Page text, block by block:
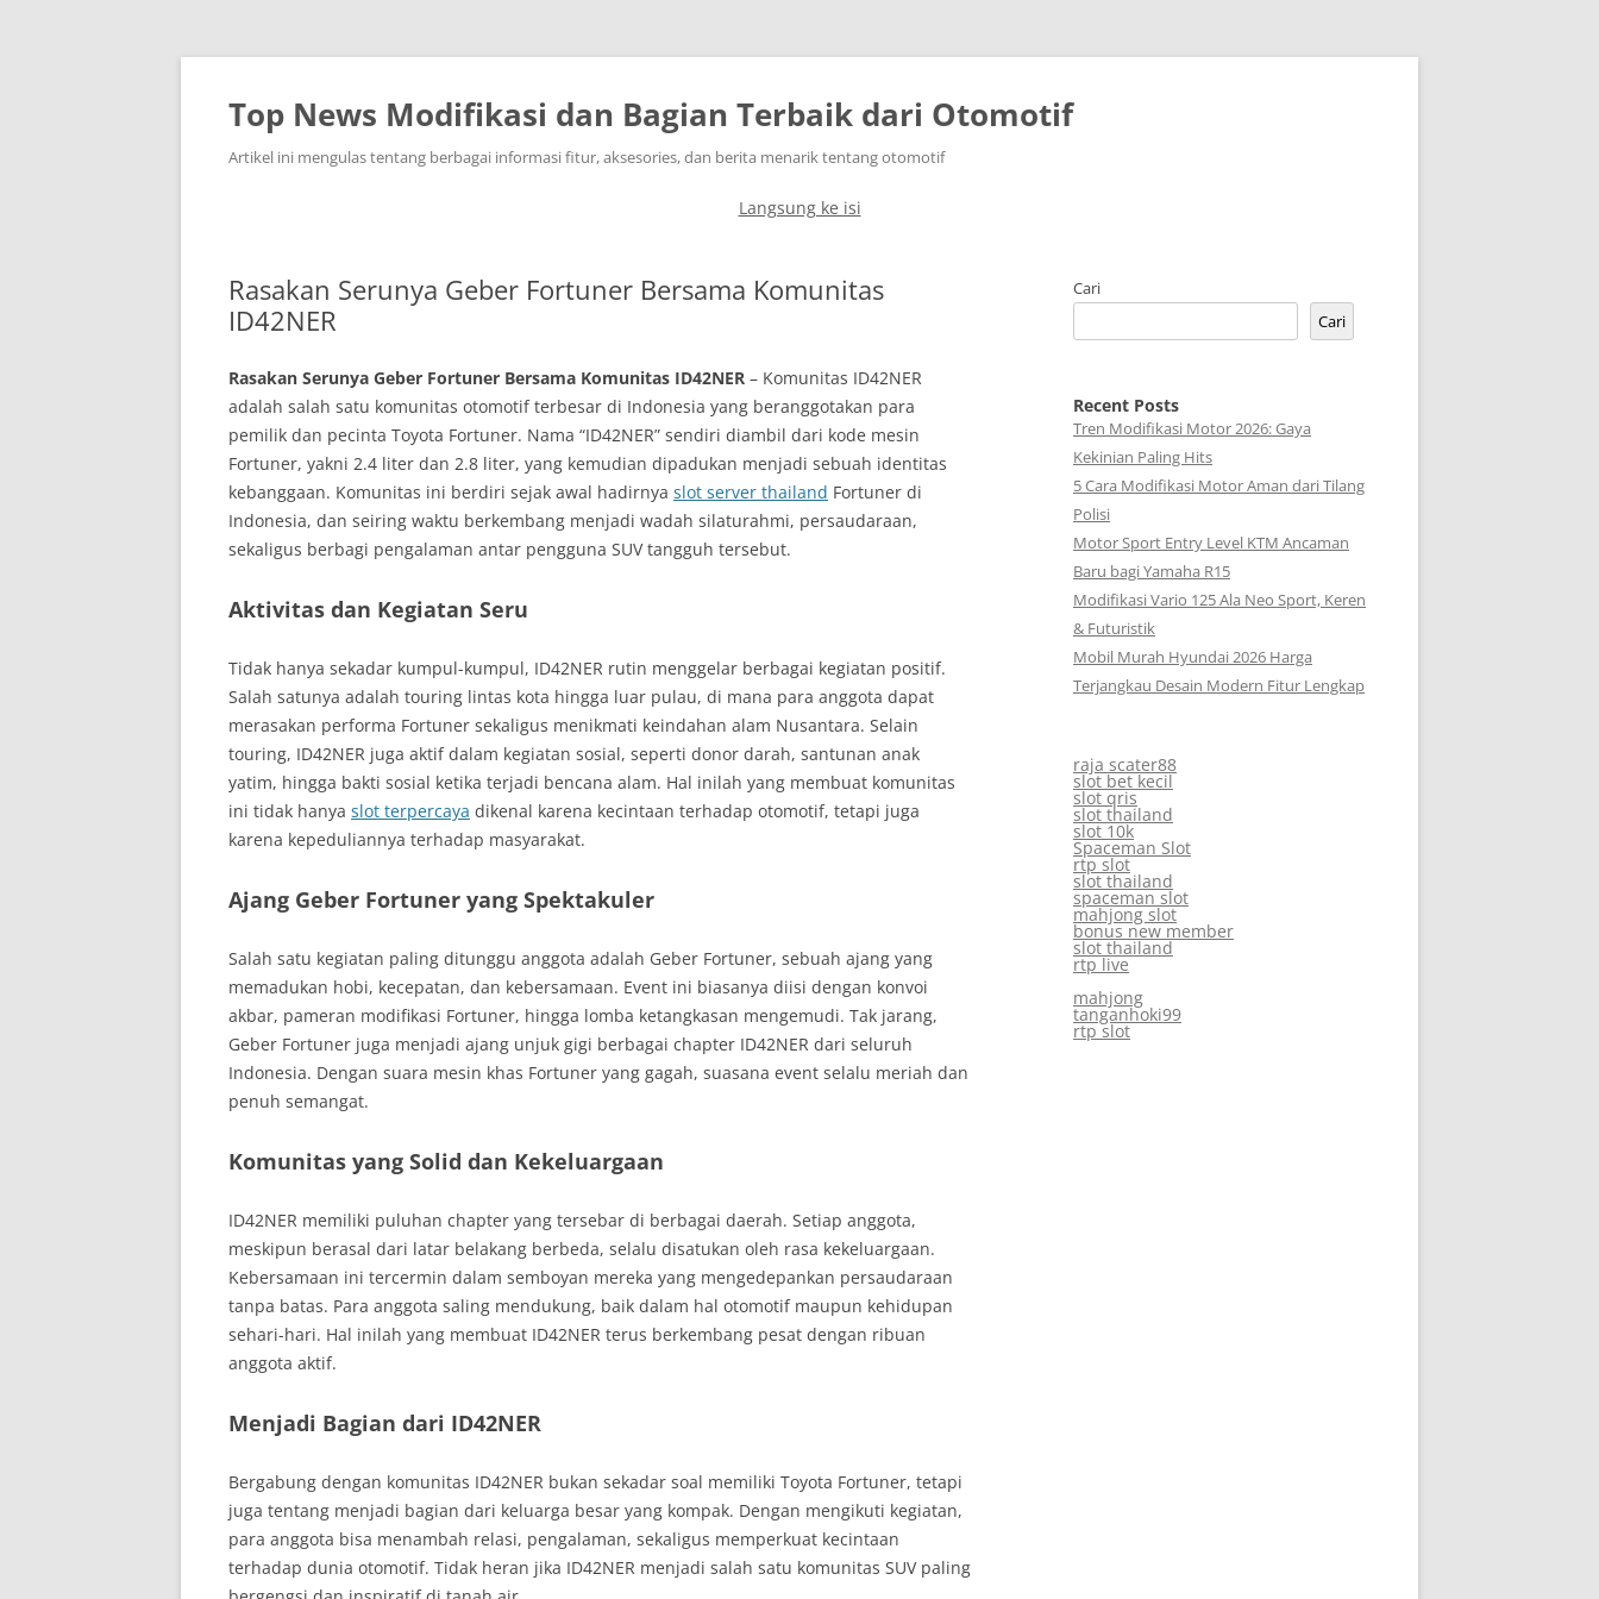
Top News Modifikasi dan Bagian Terbaik dari Otomotif
Artikel ini mengulas tentang berbagai informasi fitur, aksesories, dan berita menarik tentang otomotif
Langsung ke isi
Rasakan Serunya Geber Fortuner Bersama Komunitas
ID42NER
Rasakan Serunya Geber Fortuner Bersama Komunitas ID42NER – Komunitas ID42NER
adalah salah satu komunitas otomotif terbesar di Indonesia yang beranggotakan para
pemilik dan pecinta Toyota Fortuner. Nama “ID42NER” sendiri diambil dari kode mesin
Fortuner, yakni 2.4 liter dan 2.8 liter, yang kemudian dipadukan menjadi sebuah identitas
kebanggaan. Komunitas ini berdiri sejak awal hadirnya slot server thailand Fortuner di
Indonesia, dan seiring waktu berkembang menjadi wadah silaturahmi, persaudaraan,
sekaligus berbagi pengalaman antar pengguna SUV tangguh tersebut.
Aktivitas dan Kegiatan Seru
Tidak hanya sekadar kumpul-kumpul, ID42NER rutin menggelar berbagai kegiatan positif.
Salah satunya adalah touring lintas kota hingga luar pulau, di mana para anggota dapat
merasakan performa Fortuner sekaligus menikmati keindahan alam Nusantara. Selain
touring, ID42NER juga aktif dalam kegiatan sosial, seperti donor darah, santunan anak
yatim, hingga bakti sosial ketika terjadi bencana alam. Hal inilah yang membuat komunitas
ini tidak hanya slot terpercaya dikenal karena kecintaan terhadap otomotif, tetapi juga
karena kepeduliannya terhadap masyarakat.
Ajang Geber Fortuner yang Spektakuler
Salah satu kegiatan paling ditunggu anggota adalah Geber Fortuner, sebuah ajang yang
memadukan hobi, kecepatan, dan kebersamaan. Event ini biasanya diisi dengan konvoi
akbar, pameran modifikasi Fortuner, hingga lomba ketangkasan mengemudi. Tak jarang,
Geber Fortuner juga menjadi ajang unjuk gigi berbagai chapter ID42NER dari seluruh
Indonesia. Dengan suara mesin khas Fortuner yang gagah, suasana event selalu meriah dan
penuh semangat.
Komunitas yang Solid dan Kekeluargaan
ID42NER memiliki puluhan chapter yang tersebar di berbagai daerah. Setiap anggota,
meskipun berasal dari latar belakang berbeda, selalu disatukan oleh rasa kekeluargaan.
Kebersamaan ini tercermin dalam semboyan mereka yang mengedepankan persaudaraan
tanpa batas. Para anggota saling mendukung, baik dalam hal otomotif maupun kehidupan
sehari-hari. Hal inilah yang membuat ID42NER terus berkembang pesat dengan ribuan
anggota aktif.
Menjadi Bagian dari ID42NER
Bergabung dengan komunitas ID42NER bukan sekadar soal memiliki Toyota Fortuner, tetapi
juga tentang menjadi bagian dari keluarga besar yang kompak. Dengan mengikuti kegiatan,
para anggota bisa menambah relasi, pengalaman, sekaligus memperkuat kecintaan
terhadap dunia otomotif. Tidak heran jika ID42NER menjadi salah satu komunitas SUV paling
Cari
Cari
Recent Posts
Tren Modifikasi Motor 2026: Gaya
Kekinian Paling Hits
5 Cara Modifikasi Motor Aman dari Tilang
Polisi
Motor Sport Entry Level KTM Ancaman
Baru bagi Yamaha R15
Modifikasi Vario 125 Ala Neo Sport, Keren
& Futuristik
Mobil Murah Hyundai 2026 Harga
Terjangkau Desain Modern Fitur Lengkap
raja scater88
slot bet kecil
slot qris
slot thailand
slot 10k
Spaceman Slot
rtp slot
slot thailand
spaceman slot
mahjong slot
bonus new member
slot thailand
rtp live
mahjong
tanganhoki99
rtp slot